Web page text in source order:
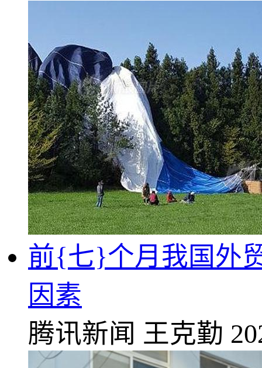
前{七}个月我国外
因素
腾讯新闻 王克勤